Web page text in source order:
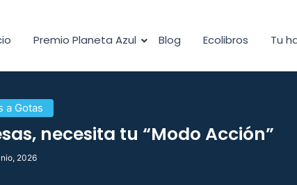
Premio Planeta Azul Blog Ecolibros Tu
a Gotas
necesita tu “Modo Acción”
2026